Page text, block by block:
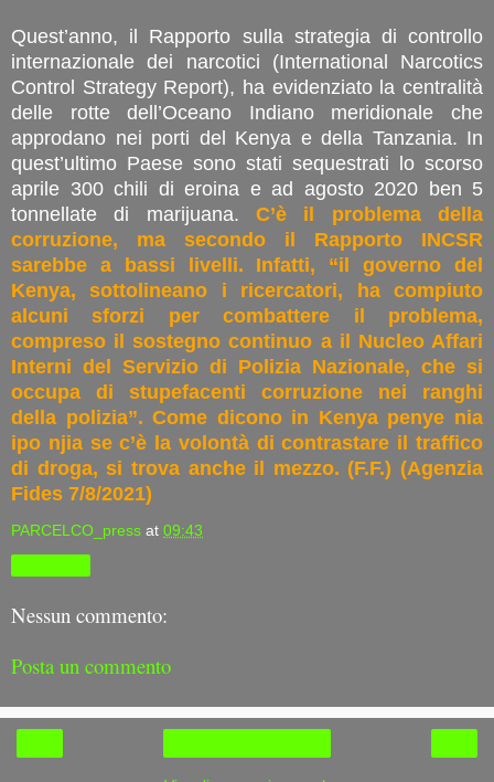
Quest’anno, il Rapporto sulla strategia di controllo
internazionale dei narcotici (International Narcotics
Control Strategy Report), ha evidenziato la centralità
delle rotte dell’Oceano Indiano meridionale che
approdano nei porti del Kenya e della Tanzania. In
quest’ultimo Paese sono stati sequestrati lo scorso
aprile 300 chili di eroina e ad agosto 2020 ben 5
tonnellate di marijuana. C’è il problema della
corruzione, ma secondo il Rapporto INCSR
sarebbe a bassi livelli. Infatti, “il governo del
Kenya, sottolineano i ricercatori, ha compiuto
alcuni sforzi per combattere il problema,
compreso il sostegno continuo a il Nucleo Affari
Interni del Servizio di Polizia Nazionale, che si
occupa di stupefacenti corruzione nei ranghi
della polizia”. Come dicono in Kenya penye nia
ipo njia se c’è la volontà di contrastare il traffico
di droga, si trova anche il mezzo. (F.F.) (Agenzia
Fides 7/8/2021)
PARCELCO_press at 09:43
Nessun commento:
Posta un commento